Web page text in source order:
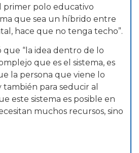
primer polo educativo
que sea un híbrido entre
hace que no tenga techo”.
que “la idea dentro de lo
que es el sistema, es
la persona que viene lo
para seducir al
este sistema es posible en
muchos recursos, sino